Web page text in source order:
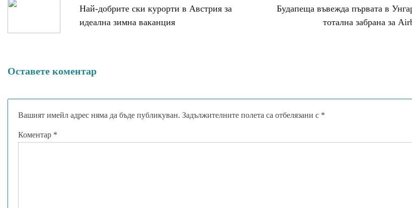
Най-добрите ски курорти в Австрия за
идеална зимна ваканция
Будапеща въвежда първата в
тотална забрана за
Оставете коментар
Вашият имейл адрес няма да бъде публикуван. Задължителните полета са отбелязани с *
Коментар *